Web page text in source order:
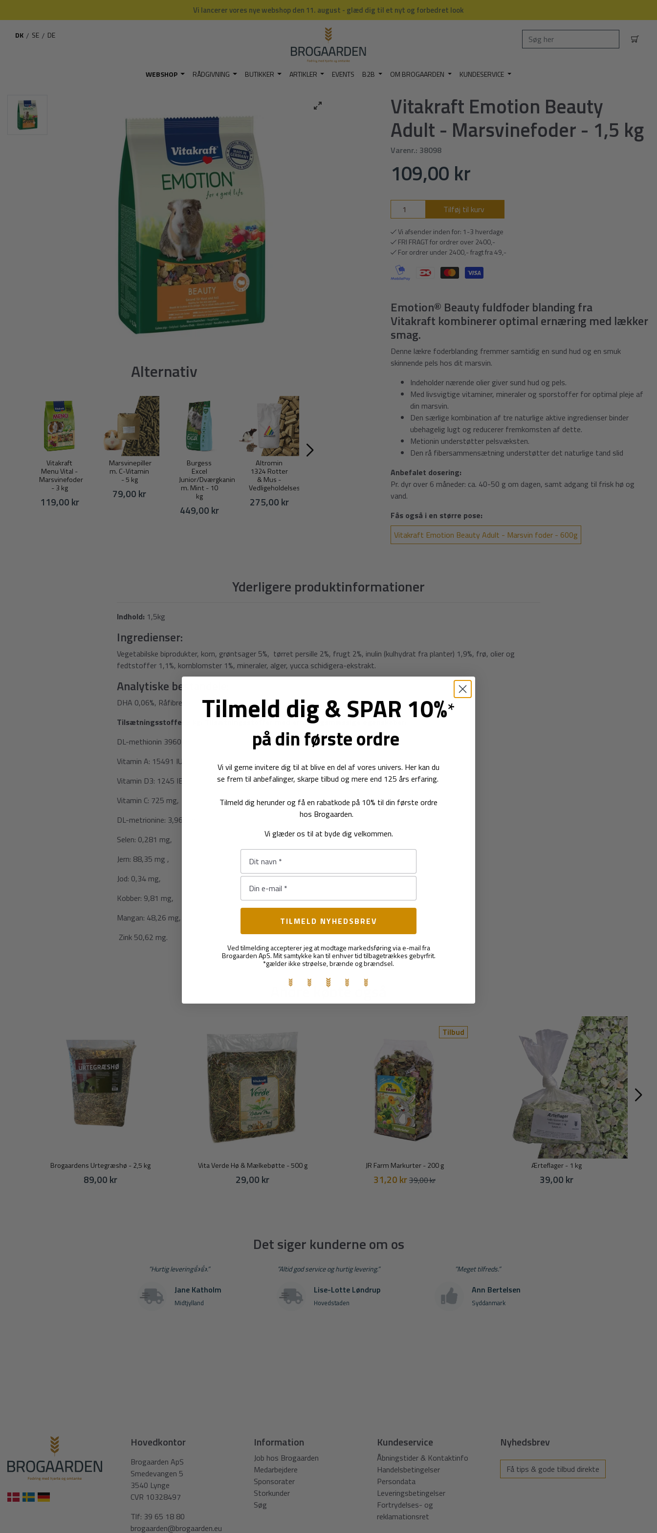
Vi lancerer vores nye webshop den 11. august - glæd dig til et nyt og forbedret look
DK / SE / DE
WEBSHOP RÅDGIVNING BUTIKKER ARTIKLER EVENTS B2B OM BROGAARDEN KUNDESERVICE
Alternativ
Vitakraft
Menu Vital -
Marsvinefoder
- 3 kg
119,00 kr
Marsvinepiller
m. C-Vitamin
- 5 kg
79,00 kr
Burgess
Excel
Junior/Dværgkanin
m. Mint - 10
kg
449,00 kr
Altromin
1324 Rotter
& Mus -
Vedligeholdelsesfoder
275,00 kr
Excel
Marsvin m.
Solbær &
Oregano -
119,00 kr
Marsvin m.
Mint - 3 kg
Chinchilla -
1,5 kg
Junior/Dværgkanin
m. Mint - 3
Vitakraft Emotion Beauty
Adult - Marsvinefoder - 1,5 kg
Varenr.: 38098
109,00 kr
Tilføj til kurv
Vi afsender inden for: 1-3 hverdage
FRI FRAGT for ordrer over 2400,-
For ordrer under 2400,- fragt fra 49,-
Emotion® Beauty fuldfoder blanding fra
Vitakraft kombinerer optimal ernæring med lækker
smag.
Denne lækre foderblanding fremmer samtidig en sund hud og en smuk
skinnende pels hos dit marsvin.
Indeholder nærende olier giver sund hud og pels.
Med livsvigtige vitaminer, mineraler og sporstoffer for optimal pleje af
din marsvin.
Den særlige kombination af tre naturlige aktive ingredienser binder
ubehagelig lugt og reducerer fremkomsten af dette.
Metionin understøtter pelsvæksten.
Den rå fibersammensætning understøtter det naturlige tand slid
Anbefalet dosering:
Pr. dyr over 6 måneder: ca. 40-50 g om dagen, samt adgang til frisk hø og
vand.
Fås også i en større pose:
Vitakraft Emotion Beauty Adult - Marsvin foder - 600g
Yderligere produktinformationer
Indhold: 1,5kg
Ingredienser:
Vegetabilske biprodukter, korn, grøntsager 5%, tørret persille 2%, frugt 2%, inulin (kulhydrat fra planter) 1,9%, frø, olier og
fedtstoffer 1,1%, kornblomster 1%, mineraler, alger, yucca schidigera-ekstrakt.
Analytiske bestandele:
DHA 0,06%, Råfibre 14,5%.
Tilsætningsstoffer / kg: Tilsætningsstoffer med ernæringsmæssige egenskaber:
DL-methionin 3960 mg,
Vitamin A: 15491 IU,
Vitamin D3: 1245 IE,
Vitamin C: 725 mg,
DL-metrionine: 3,960 mg
Selen: 0,281 mg,
Jern: 88,35 mg ,
Jod: 0,34 mg,
Kobber: 9,81 mg,
Mangan: 48,26 mg,
Zink 50,62 mg.
Andre købte også
Brogaardens Urtegræshø - 2,5 kg
89,00 kr
Vita Verde Hø & Mælkebøtte - 500 g
29,00 kr
Tilbud
JR Farm Markurter - 200 g
31,20 krVanligt pris
39,00 kr
Ærteflager - 1 kg
39,00 kr
Det siger kunderne om os
”Hurtig levering👍👍.”
Jane Katholm
Midtjylland
”Altid god service og hurtig levering.”
Lise-Lotte Løndrup
Hovedstaden
”Meget tilfreds.”
Ann Bertelsen
Syddanmark
Hovedkontor
Brogaarden ApS
Smedevangen 5
3540 Lynge
CVR 10328497
Tlf: 39 65 18 80
brogaarden@brogaarden.eu
Information
Job hos Brogaarden
Medarbejdere
Sponsorater
Storkunder
Søg
Kundeservice
Åbningstider & Kontaktinfo
Handelsbetingelser
Persondata
Leveringsbetingelser
Fortrydelses- og
reklamationsret
Nyhedsbrev
Få tips & gode tilbud direkte
Tilmeld dig&SPAR 10%*
på din første ordre
Vi vil gerne invitere dig til at blive en del af vores univers. Her kan du
se frem til anbefalinger, skarpe tilbud og mere end 125 års erfaring.
Tilmeld dig herunder og få en rabatkode på 10% til din første ordre
hos Brogaarden.
Vi glæder os til at byde dig velkommen.
TILMELD NYHEDSBREV
Ved tilmelding accepterer jeg at modtage markedsføring via e-mail fra
Brogaarden ApS. Mit samtykke kan til enhver tid tilbagetrækkes gebyrfrit.
*gælder ikke strøelse, brænde og brændsel.